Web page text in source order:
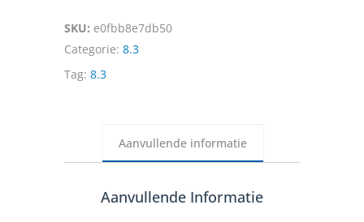
SKU: e0fbb8e7db50
Categorie: 8.3
Tag: 8.3
Aanvullende informatie
Aanvullende Informatie